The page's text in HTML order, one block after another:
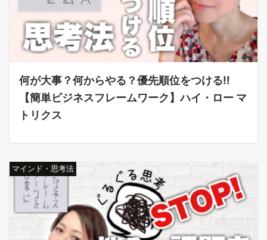
何が大事？何からやる？優先順位をつける‼️
【簡単ビジネスフレームワーク】ハイ・ロー マ
トリクス
マインド・思考法